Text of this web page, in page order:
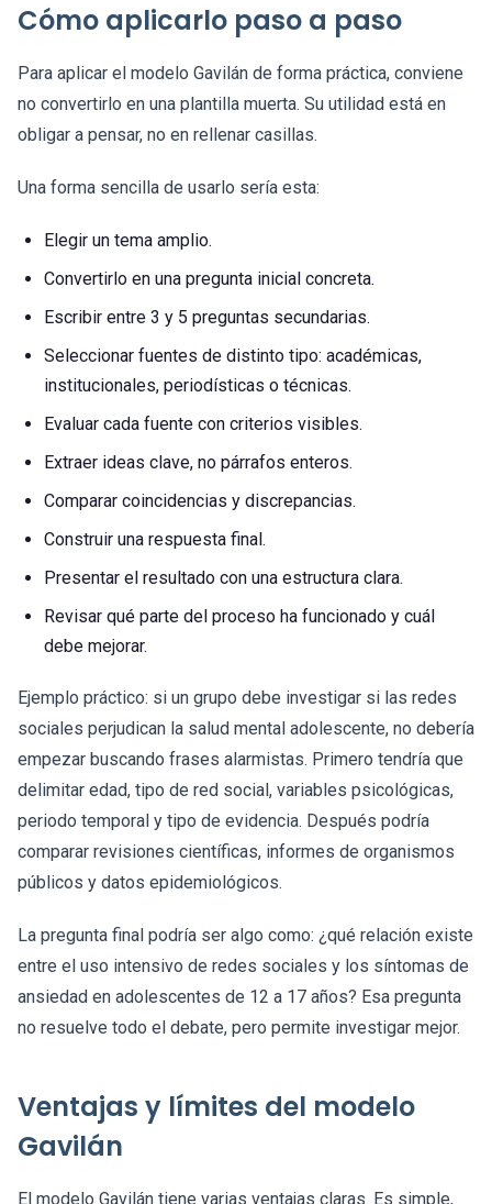
Cómo aplicarlo paso a paso
Para aplicar el modelo Gavilán de forma práctica, conviene
no convertirlo en una plantilla muerta. Su utilidad está en
obligar a pensar, no en rellenar casillas.
Una forma sencilla de usarlo sería esta:
Elegir un tema amplio.
Convertirlo en una pregunta inicial concreta.
Escribir entre 3 y 5 preguntas secundarias.
Seleccionar fuentes de distinto tipo: académicas,
institucionales, periodísticas o técnicas.
Evaluar cada fuente con criterios visibles.
Extraer ideas clave, no párrafos enteros.
Comparar coincidencias y discrepancias.
Construir una respuesta final.
Presentar el resultado con una estructura clara.
Revisar qué parte del proceso ha funcionado y cuál
debe mejorar.
Ejemplo práctico: si un grupo debe investigar si las redes
sociales perjudican la salud mental adolescente, no debería
empezar buscando frases alarmistas. Primero tendría que
delimitar edad, tipo de red social, variables psicológicas,
periodo temporal y tipo de evidencia. Después podría
comparar revisiones científicas, informes de organismos
públicos y datos epidemiológicos.
La pregunta final podría ser algo como: ¿qué relación existe
entre el uso intensivo de redes sociales y los síntomas de
ansiedad en adolescentes de 12 a 17 años? Esa pregunta
no resuelve todo el debate, pero permite investigar mejor.
Ventajas y límites del modelo
Gavilán
El modelo Gavilán tiene varias ventajas claras. Es simple,